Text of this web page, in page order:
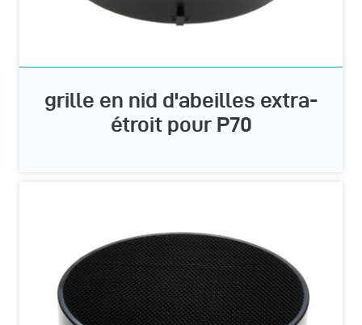
grille en nid d'abeilles extra-
étroit pour P70